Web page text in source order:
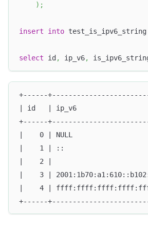
) ;
insert into test_is_ipv6_string
select id , ip_v6,
+------
| id   | ip_v6
+------
|    0 | NULL
|    1 | ::
|    2 |
|    3 |
|    4 |
+------